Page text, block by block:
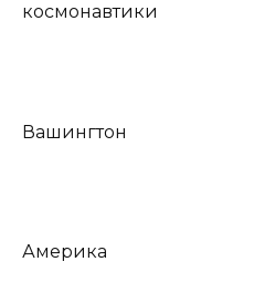
космонавтики
Вашингтон
Америка